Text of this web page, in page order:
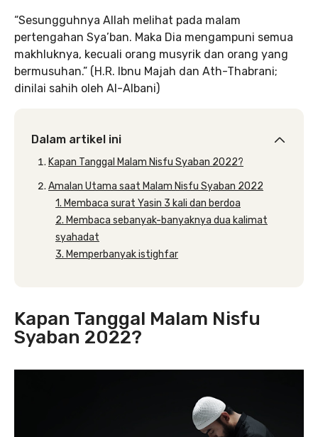
“Sesungguhnya Allah melihat pada malam
pertengahan Sya’ban. Maka Dia mengampuni semua
makhluknya, kecuali orang musyrik dan orang yang
bermusuhan.” (H.R. Ibnu Majah dan Ath-Thabrani;
dinilai sahih oleh Al-Albani)
Dalam artikel ini
Kapan Tanggal Malam Nisfu Syaban 2022?
Amalan Utama saat Malam Nisfu Syaban 2022
1. Membaca surat Yasin 3 kali dan berdoa
2. Membaca sebanyak-banyaknya dua kalimat
syahadat
3. Memperbanyak istighfar
Kapan Tanggal Malam Nisfu
Syaban 2022?